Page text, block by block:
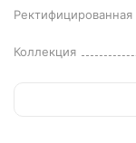
Ректифицированная
Коллекция